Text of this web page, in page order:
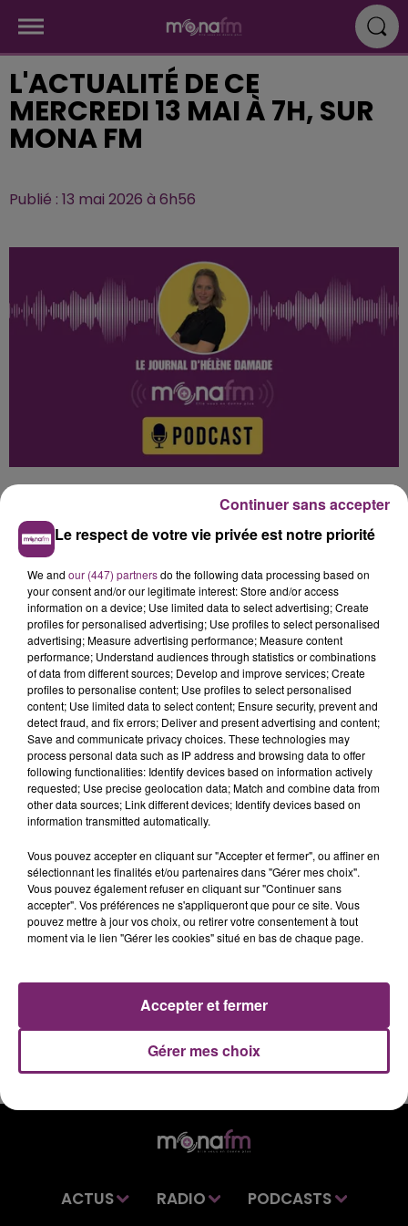
L'ACTUALITÉ DE CE
MERCREDI 13 MAI À 7H, SUR
MONA FM
Publié : 13 mai 2026 à 6h56
0:00 3 min 22 sec
Hélène Damade
L'actualité de ce mercredi 13 mai à 7h, sur Mona
FM
13 mai 2026 - 3 min 22 sec
L'ACTUALITÉ DE CE MERCREDI 13 MAI À 7H, SUR
Retrouvez vos dernières informations régionales dans
le journal de 7h, sur Mona FM.
ACTUS RADIO PODCASTS
Le respect de votre vie privée est notre priorité
We and our (447) partnersdo the following data processing based on
your consent and/or our legitimate interest: Store and/or access
information on a device; Use limited data to select advertising; Create
profiles for personalised advertising; Use profiles to select personalised
advertising; Measure advertising performance; Measure content
performance; Understand audiences through statistics or combinations
of data from different sources; Develop and improve services; Create
profiles to personalise content; Use profiles to select personalised
content; Use limited data to select content; Ensure security, prevent and
detect fraud, and fix errors; Deliver and present advertising and content;
Save and communicate privacy choices. These technologies may
process personal data such as IP address and browsing data to offer
following functionalities: Identify devices based on information actively
requested; Use precise geolocation data; Match and combine data from
other data sources; Link different devices; Identify devices based on
information transmitted automatically.
Vous pouvez accepter en cliquant sur "Accepter et fermer", ou affiner en
sélectionnant les finalités et/ou partenaires dans "Gérer mes choix".
Vous pouvez également refuser en cliquant sur "Continuer sans
accepter". Vos préférences ne s'appliqueront que pour ce site. Vous
pouvez mettre à jour vos choix, ou retirer votre consentement à tout
moment via le lien "Gérer les cookies" situé en bas de chaque page.
Gérer mes choix
Accepter et fermer
Continuer sans accepter